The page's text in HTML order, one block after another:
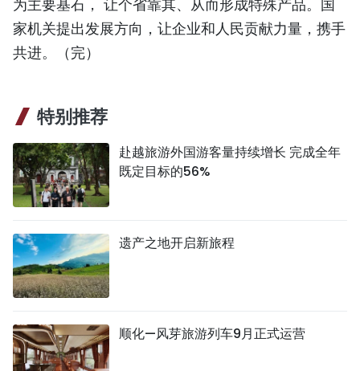
为主要基石， 让个省靠其、从而形成特殊产品。国
家机关提出发展方向，让企业和人民贡献力量，携手
共进。（完）
特别推荐
赴越旅游外国游客量持续增长 完成全年
既定目标的56%
遗产之地开启新旅程
顺化—风芽旅游列车9月正式运营